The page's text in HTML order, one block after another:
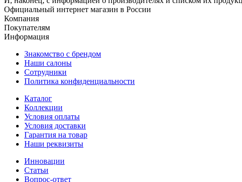
Официальный интернет магазин в России
Компания
Покупателям
Информация
Знакомство с брендом
Наши салоны
Сотрудники
Политика конфиденциальности
Каталог
Коллекции
Условия оплаты
Условия доставки
Гарантия на товар
Наши реквизиты
Инновации
Статьи
Вопрос-ответ